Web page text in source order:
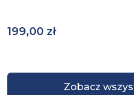
Zobacz
199,00 zł